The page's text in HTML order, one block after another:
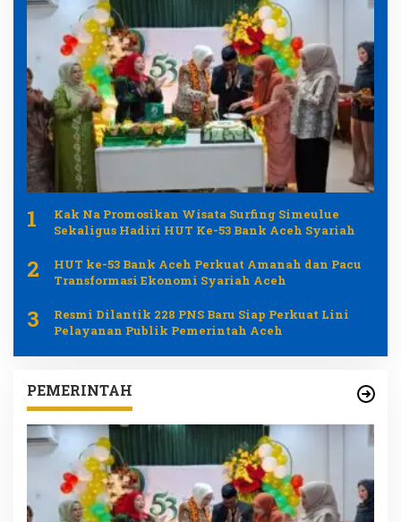
1
Kak Na Promosikan Wisata Surfing Simeulue
Sekaligus Hadiri HUT Ke-53 Bank Aceh Syariah
2
HUT ke-53 Bank Aceh Perkuat Amanah dan Pacu
Transformasi Ekonomi Syariah Aceh
3
Resmi Dilantik 228 PNS Baru Siap Perkuat Lini
Pelayanan Publik Pemerintah Aceh
PEMERINTAH